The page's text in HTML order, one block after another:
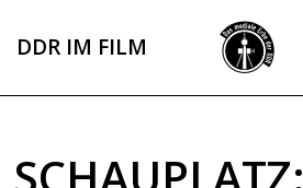
zum
DDR IM FILM